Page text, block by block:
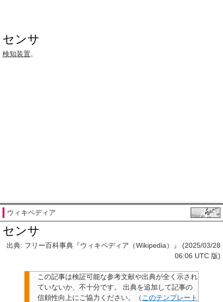
センサ
検知装置。
ウィキペディア
センサ
出典: フリー百科事典『ウィキペディア（Wikipedia）』 (2025/03/28
06:06 UTC 版)
この記事は検証可能な参考文献や出典が全く示され
ていないか、不十分です。
出典を追加して記事の
信頼性向上にご協力ください。
（ このテンプレート